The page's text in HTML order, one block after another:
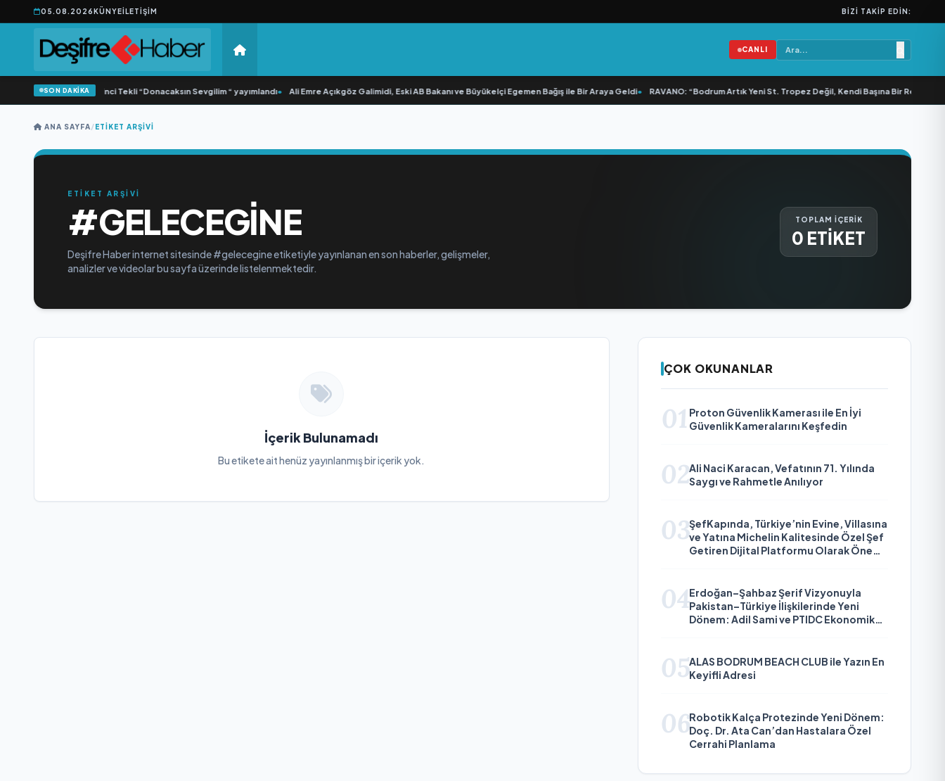
05.08.2026KÜNYEİLETIŞIM BIZI TAKIP EDIN:
CANLI
SON DAKİKA
Yonca Samlı ‘dan İkinci Tekli “Donacaksın Sevgilim “ yayımlandı• Ali Emre Açıkgöz Galimidi, Eski AB Bakanı ve Büyükelçi Egemen Bağış ile Bir Araya Geldi• RAVANO: “Bodrum Artık Yeni St. Tropez Değil, Kendi Başına Bir Referans”
ANA SAYFA/ETIKET ARŞIVI
ETİKET ARŞİVİ
#GELECEGINE
Deşifre Haber internet sitesinde #gelecegine etiketiyle yayınlanan en son haberler, gelişmeler,
analizler ve videolar bu sayfa üzerinde listelenmektedir.
TOPLAM İÇERİK
0 ETİKET
İçerik Bulunamadı
Bu etikete ait henüz yayınlanmış bir içerik yok.
ÇOK OKUNANLAR
01 Proton Güvenlik Kamerası ile En İyi
Güvenlik Kameralarını Keşfedin
02Ali Naci Karacan, Vefatının 71. Yılında
Saygı ve Rahmetle Anılıyor
03ŞefKapında, Türkiye’nin Evine, Villasına
ve Yatına Michelin Kalitesinde Özel Şef
Getiren Dijital Platformu Olarak Öne
04Erdoğan–Şahbaz Şerif Vizyonuyla
Pakistan–Türkiye İlişkilerinde Yeni
Dönem: Adil Sami ve PTIDC Ekonomik
05ALAS BODRUM BEACH CLUB ile Yazın En
Keyifli Adresi
06Robotik Kalça Protezinde Yeni Dönem:
Doç. Dr. Ata Can’dan Hastalara Özel
Cerrahi Planlama